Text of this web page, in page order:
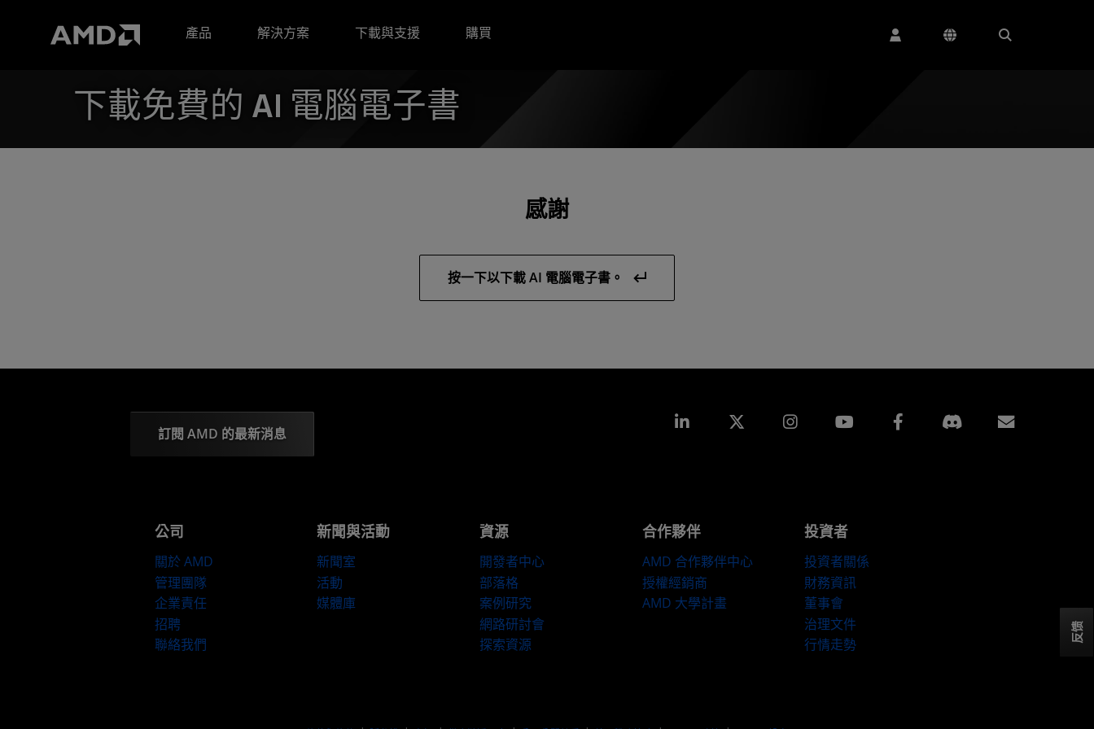
產品
解決方案 下載與支援 購買
下載免費的 AI 電腦電子書
感謝
按一下以下載 AI 電腦電子書。
訂閱 AMD 的最新消息
Linkedin Instagram Facebook
公司
關於 AMD
管理團隊
企業責任
招聘
聯絡我們
新聞與活動
新聞室
活動
媒體庫
資源
開發者中心
部落格
案例研究
網路研討會
探索資源
合作夥伴
AMD 合作夥伴中心
授權經銷商
AMD 大學計畫
投資者
投資者關係
財務資訊
董事會
治理文件
行情走勢
反馈